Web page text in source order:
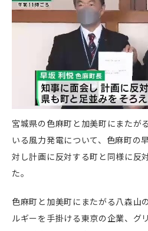
宮城県の色麻町と加美町にまたが
いる風力発電について、色麻町の
対し計画に反対する町と同様に反
た。
色麻町と加美町にまたがる八森山
ルギーを手掛ける東京の企業、グ